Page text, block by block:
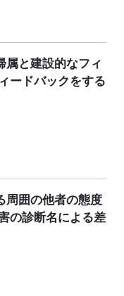
属と建設的なフィ
ードバックをする
周囲の他者の態度
の診断名による差